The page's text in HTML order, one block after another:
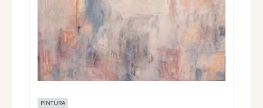
PINTURA